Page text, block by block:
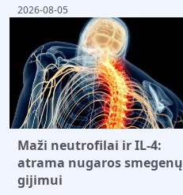
2026-08-05
Maži neutrofilai ir IL-4:
atrama nugaros smegenų
gijimui